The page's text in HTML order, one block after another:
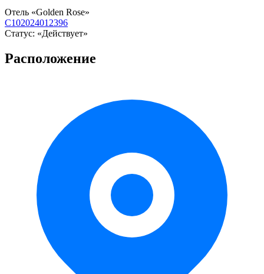
Отель «Golden Rose»
С102024012396
Статус: «Действует»
Расположение